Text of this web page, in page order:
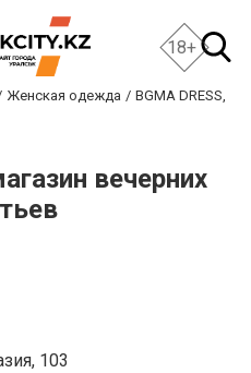
18+
Женская одежда
BGMA DRESS,
вечерних
103